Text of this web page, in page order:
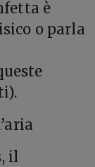
è
o parla
il